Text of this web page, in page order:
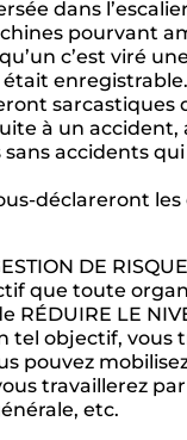
dans
pourvant
c’est viré
enregistrable.
sarcastiques
à un accident,
accidents
déclareront
DE
que toute
RÉDUIRE LE
tel objectif, vous
pouvez
travaillerez
etc.